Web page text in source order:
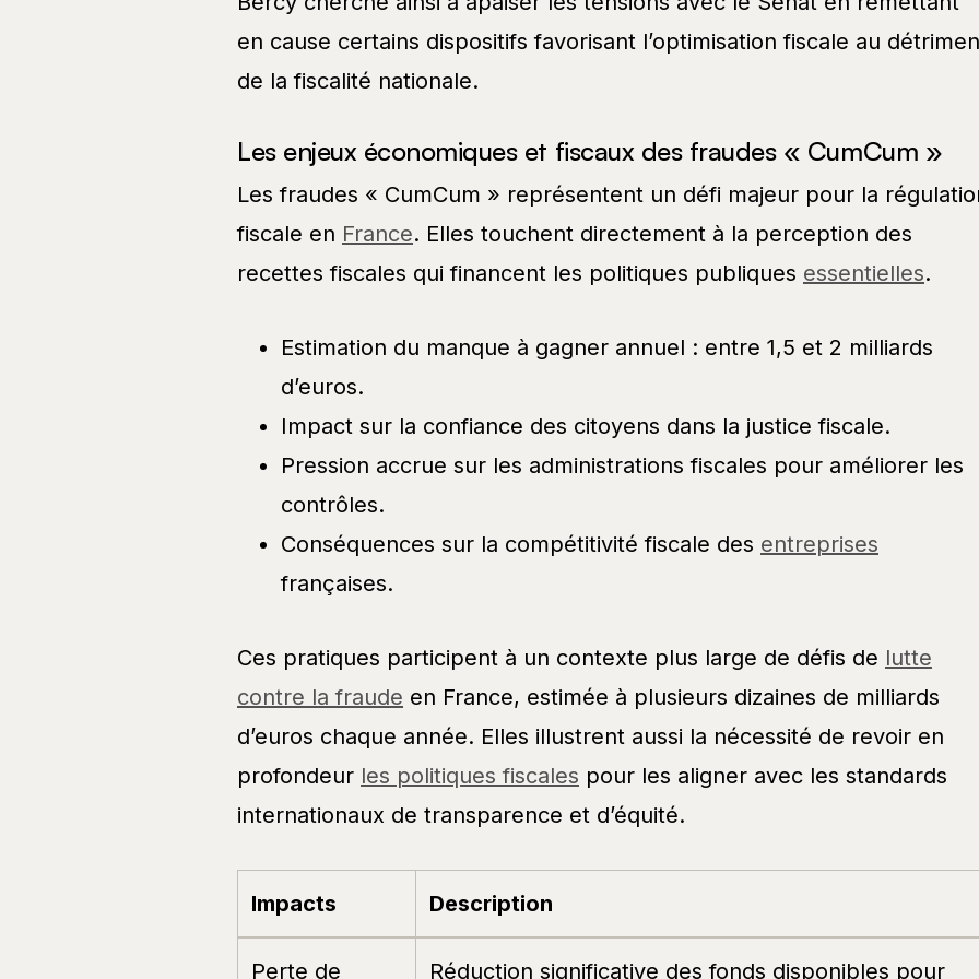
en cause certains dispositifs favorisant l’optimisation fiscale au
de la fiscalité nationale.
Les enjeux économiques et fiscaux des fraudes « CumCum »
Les fraudes « CumCum » représentent un défi majeur pour la
fiscale en France. Elles touchent directement à la perception des
recettes fiscales qui financent les politiques publiques essentielles.
Estimation du manque à gagner annuel : entre 1,5 et 2 milliards
d’euros.
Impact sur la confiance des citoyens dans la justice fiscale.
Pression accrue sur les administrations fiscales pour améliorer les
contrôles.
Conséquences sur la compétitivité fiscale des entreprises
françaises.
Ces pratiques participent à un contexte plus large de défis de lutte
contre la fraude en France, estimée à plusieurs dizaines de milliards
d’euros chaque année. Elles illustrent aussi la nécessité de revoir en
profondeur les politiques fiscales pour les aligner avec les standards
internationaux de transparence et d’équité.
Impacts Description
Perte de Réduction significative des fonds disponibles pour